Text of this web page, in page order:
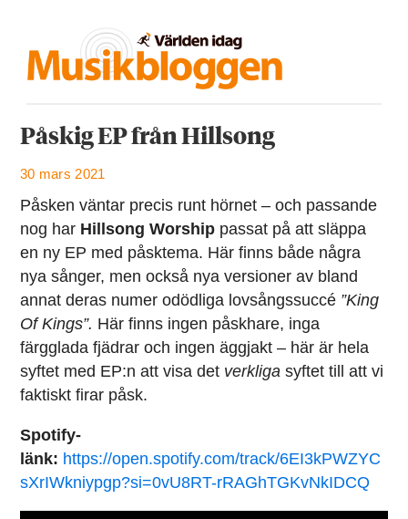
Påskig EP från Hillsong
30 mars 2021
Påsken väntar precis runt hörnet – och passande
nog har Hillsong Worship passat på att släppa
en ny EP med påsktema. Här finns både några
nya sånger, men också nya versioner av bland
annat deras numer odödliga lovsångssuccé ”King
OfKings”. Här finns ingen påskhare, inga
färgglada fjädrar och ingen äggjakt – här är hela
syftet med EP:n att visa det verkliga syftet till att vi
faktiskt firar påsk.
Spotify-
länk: https://open.spotify.com/track/6EI3kPWZYC
sXrIWkniypgp?si=0vU8RT-rRAGhTGKvNkIDCQ